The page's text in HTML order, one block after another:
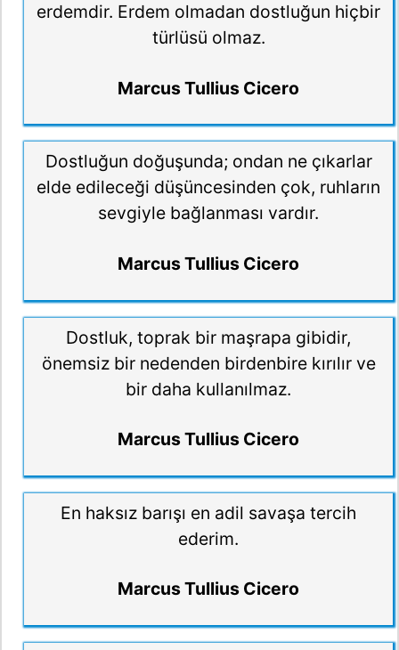
erdemdir. Erdem olmadan dostluğun hiçbir
türlüsü olmaz.
Marcus Tullius Cicero
Dostluğun doğuşunda; ondan ne çıkarlar
elde edileceği düşüncesinden çok, ruhların
sevgiyle bağlanması vardır.
Marcus Tullius Cicero
Dostluk, toprak bir maşrapa gibidir,
önemsiz bir nedenden birdenbire kırılır ve
bir daha kullanılmaz.
Marcus Tullius Cicero
En haksız barışı en adil savaşa tercih
ederim.
Marcus Tullius Cicero